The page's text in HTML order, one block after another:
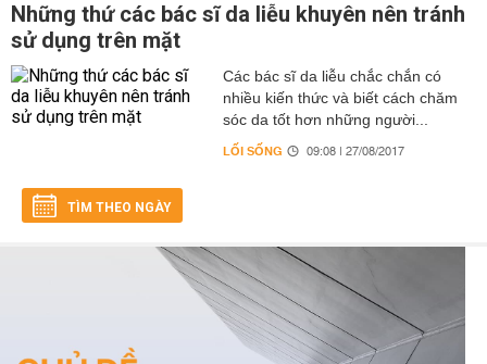
Những thứ các bác sĩ da liễu khuyên nên tránh
sử dụng trên mặt
Các bác sĩ da liễu chắc chắn có
nhiều kiến thức và biết cách chăm
sóc da tốt hơn những người...
LỐI SỐNG 09:08 | 27/08/2017
TÌM THEO NGÀY